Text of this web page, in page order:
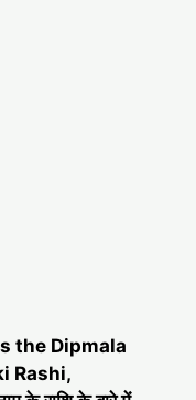
the Dipmala
Rashi,